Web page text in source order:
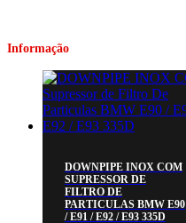
DOWNPIPE INOX COM
SUPRESSOR DE
FILTRO DE
PARTICULAS BMW E90
/ E91 / E92 / E93 335D
Informação